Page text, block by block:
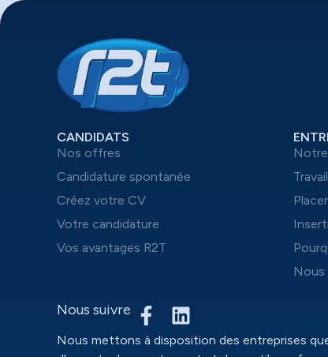
CANDIDATS
Nos offres
Candidature spontanée
Créez votre CV
Votre candidature
Vos avantages R2T
Nous suivre
Nous mettons à disposition des entreprises